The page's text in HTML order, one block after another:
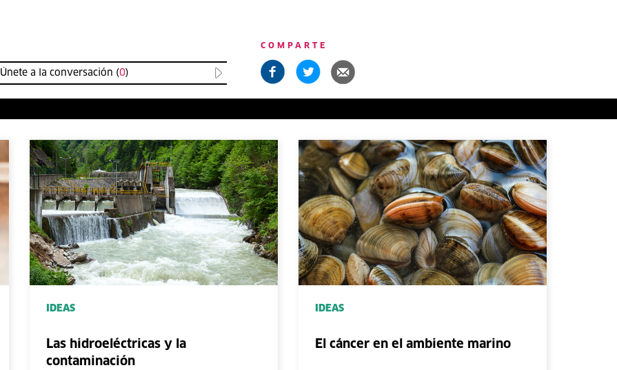
Únete a la conversación (0)
COMPARTE
IDEAS
Las hidroeléctricas y la
contaminación
IDEAS
El cáncer en el ambiente marino